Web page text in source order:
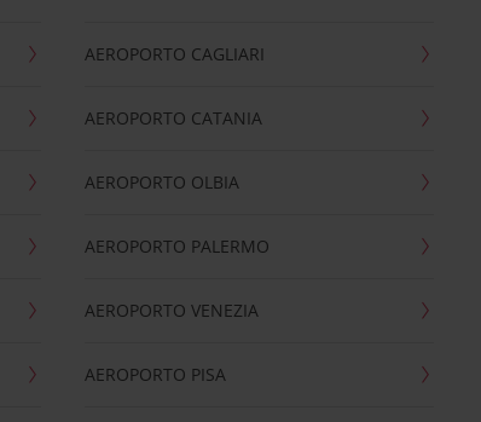
AEROPORTO CAGLIARI
AEROPORTO CATANIA
AEROPORTO OLBIA
AEROPORTO PALERMO
AEROPORTO VENEZIA
AEROPORTO PISA